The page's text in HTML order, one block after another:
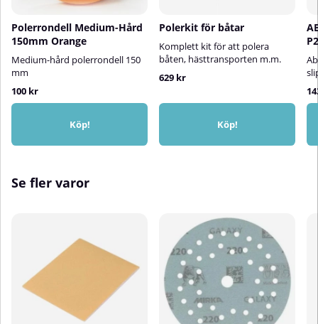
YtrengöringsservettTar effektivt
polerresterGer en helt ren och
torr ytaLämnar ingen hinna eller
resterEnkel och snabb att
användaIdealisk inför limning och
tejpningAnvändningsområden:Perfekt
för rengöring, avfettning och
ytförberedelse innan limning,
tejpmontering.Vanliga
branscher:Metallbearbetning •
Ytrengöringsservett är inte ett
Polerrondell Medium-Hård
150mm Orange
Medium-hård polerrondell 150
mm
100 kr
Köp!
Polerkit för båtar
Komplett kit för att polera
båten, hästtransporten m.m.
629 kr
Köp!
Se fler varor